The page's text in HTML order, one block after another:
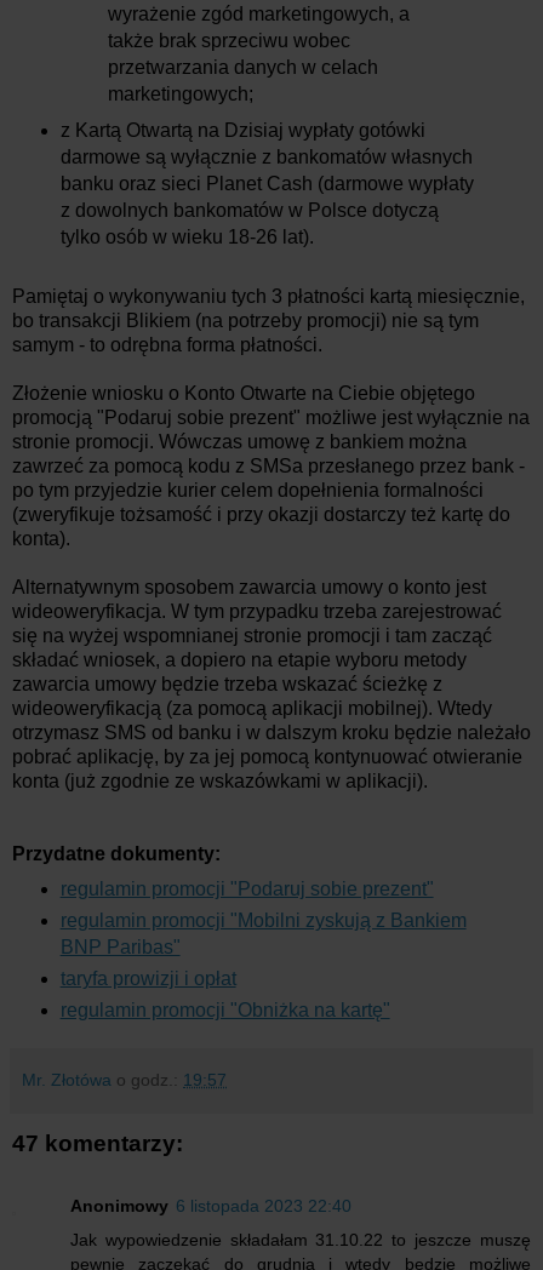
wyrażenie zgód marketingowych, a
także brak sprzeciwu wobec
przetwarzania danych w celach
marketingowych;
z Kartą Otwartą na Dzisiaj wypłaty gotówki
darmowe są wyłącznie z bankomatów własnych
banku oraz sieci Planet Cash (darmowe wypłaty
z dowolnych bankomatów w Polsce dotyczą
tylko osób w wieku 18-26 lat).
Pamiętaj o wykonywaniu tych 3 płatności kartą miesięcznie,
bo transakcji Blikiem (na potrzeby promocji) nie są tym
samym - to odrębna forma płatności.
Złożenie wniosku o Konto Otwarte na Ciebie objętego
promocją "Podaruj sobie prezent" możliwe jest wyłącznie na
stronie promocji. Wówczas umowę z bankiem można
zawrzeć za pomocą kodu z SMSa przesłanego przez bank -
po tym przyjedzie kurier celem dopełnienia formalności
(zweryfikuje tożsamość i przy okazji dostarczy też kartę do
konta).
Alternatywnym sposobem zawarcia umowy o konto jest
wideoweryfikacja. W tym przypadku trzeba zarejestrować
się na wyżej wspomnianej stronie promocji i tam zacząć
składać wniosek, a dopiero na etapie wyboru metody
zawarcia umowy będzie trzeba wskazać ścieżkę z
wideoweryfikacją (za pomocą aplikacji mobilnej). Wtedy
otrzymasz SMS od banku i w dalszym kroku będzie należało
pobrać aplikację, by za jej pomocą kontynuować otwieranie
konta (już zgodnie ze wskazówkami w aplikacji).
Przydatne dokumenty:
regulamin promocji "Podaruj sobie prezent"
regulamin promocji "Mobilni zyskują z Bankiem
BNP Paribas"
taryfa prowizji i opłat
regulamin promocji "Obniżka na kartę"
Mr. Złotówa o godz.: 19:57
47 komentarzy:
Anonimowy 6 listopada 2023 22:40
Jak wypowiedzenie składałam 31.10.22 to jeszcze muszę
pewnie zaczekać do grudnia i wtedy będzie możliwe